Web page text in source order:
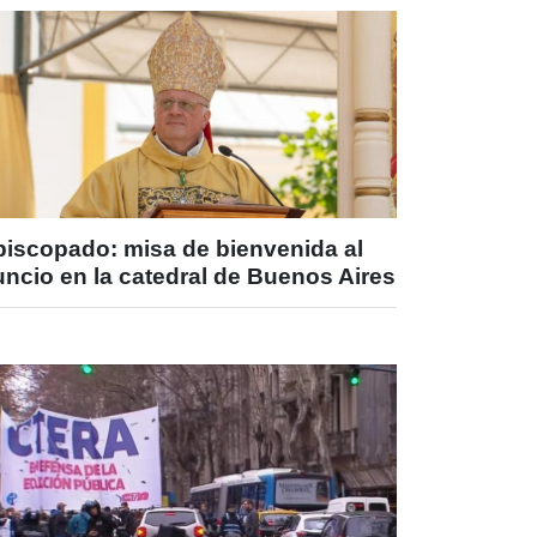
misa de bienvenida al
en la catedral de Buenos Aires